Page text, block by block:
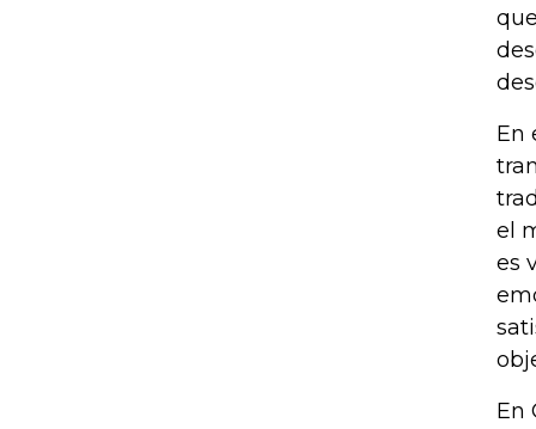
En
el
es
En